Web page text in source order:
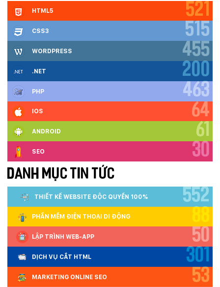
HTML5 521
CSS3 515
WORDPRESS 455
.NET 200
PHP 463
IOS 64
ANDROID 61
SEO 30
DANH MỤC TIN TỨC
THIẾT KẾ WEBSITE ĐỘC QUYỀN 100% 552
PHẦN MỀM ĐIỆN THOẠI DI ĐỘNG 88
LẬP TRÌNH WEB-APP 50
DỊCH VỤ CẮT HTML 301
MARKETING ONLINE SEO 53